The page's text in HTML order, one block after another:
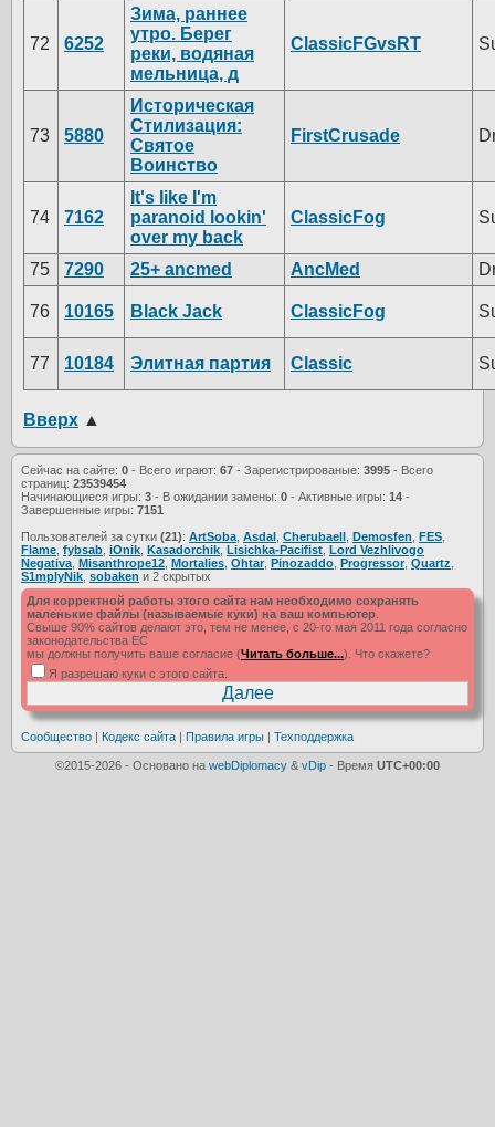
72 6252
Зима, раннее
утро. Берег
реки, водяная
мельница, д
ClassicFGvsRT
73 5880
Историческая
Стилизация:
Святое
Воинство
FirstCrusade
74 7162
It's like I'm
paranoid lookin'
over my back
ClassicFog
75 7290 25+ ancmed AncMed
76 10165 Black Jack ClassicFog
77 10184 Элитная партия Classic
Вверх ▲
Сейчас на сайте: 0 - Всего играют: 67 - Зарегистрированые: 3995 - Всего
страниц: 23539454
Начинающиеся игры: 3 - В ожидании замены: 0 - Активные игры: 14 -
Завершенные игры: 7151
Пользователей за сутки (21): ArtSoba Asdal Cherubaell Demosfen FES
Flame fybsab iOnik Kasadorchik Lisichka-Pacifist Lord Vezhlivogo
Negativa Misanthrope12 Mortalies Ohtar, Pinozaddo Progressor, Quartz
S1mplyNik sobaken и 2 скрытых
Для корректной работы этого сайта нам необходимо сохранять
маленькие файлы (называемые куки) на ваш компьютер
Свыше 90% сайтов делают это, тем не менее, с 20-го мая 2011 года согласно
законодательства ЕС
мы должны получить ваше согласие (Читать больше...). Что скажете?
Я разрешаю куки с этого сайта.
Сообщество | Кодекс сайта | Правила игры | Техподдержка
©2015-2026 - Основано на webDiplomacy & vDip - Время UTC+00:00